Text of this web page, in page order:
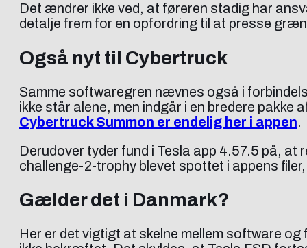
Det ændrer ikke ved, at føreren stadig har
detalje frem for en opfordring til at presse
Også nyt til Cybertruck
Samme softwaregren nævnes også i
ikke står alene, men indgår i en bredere
Cybertruck Summon er endelig her i appen.
Derudover tyder fund i Tesla app 4.57.5 på,
challenge-2-trophy blevet spottet i appens
Gælder det i Danmark?
Her er det vigtigt at skelne mellem software